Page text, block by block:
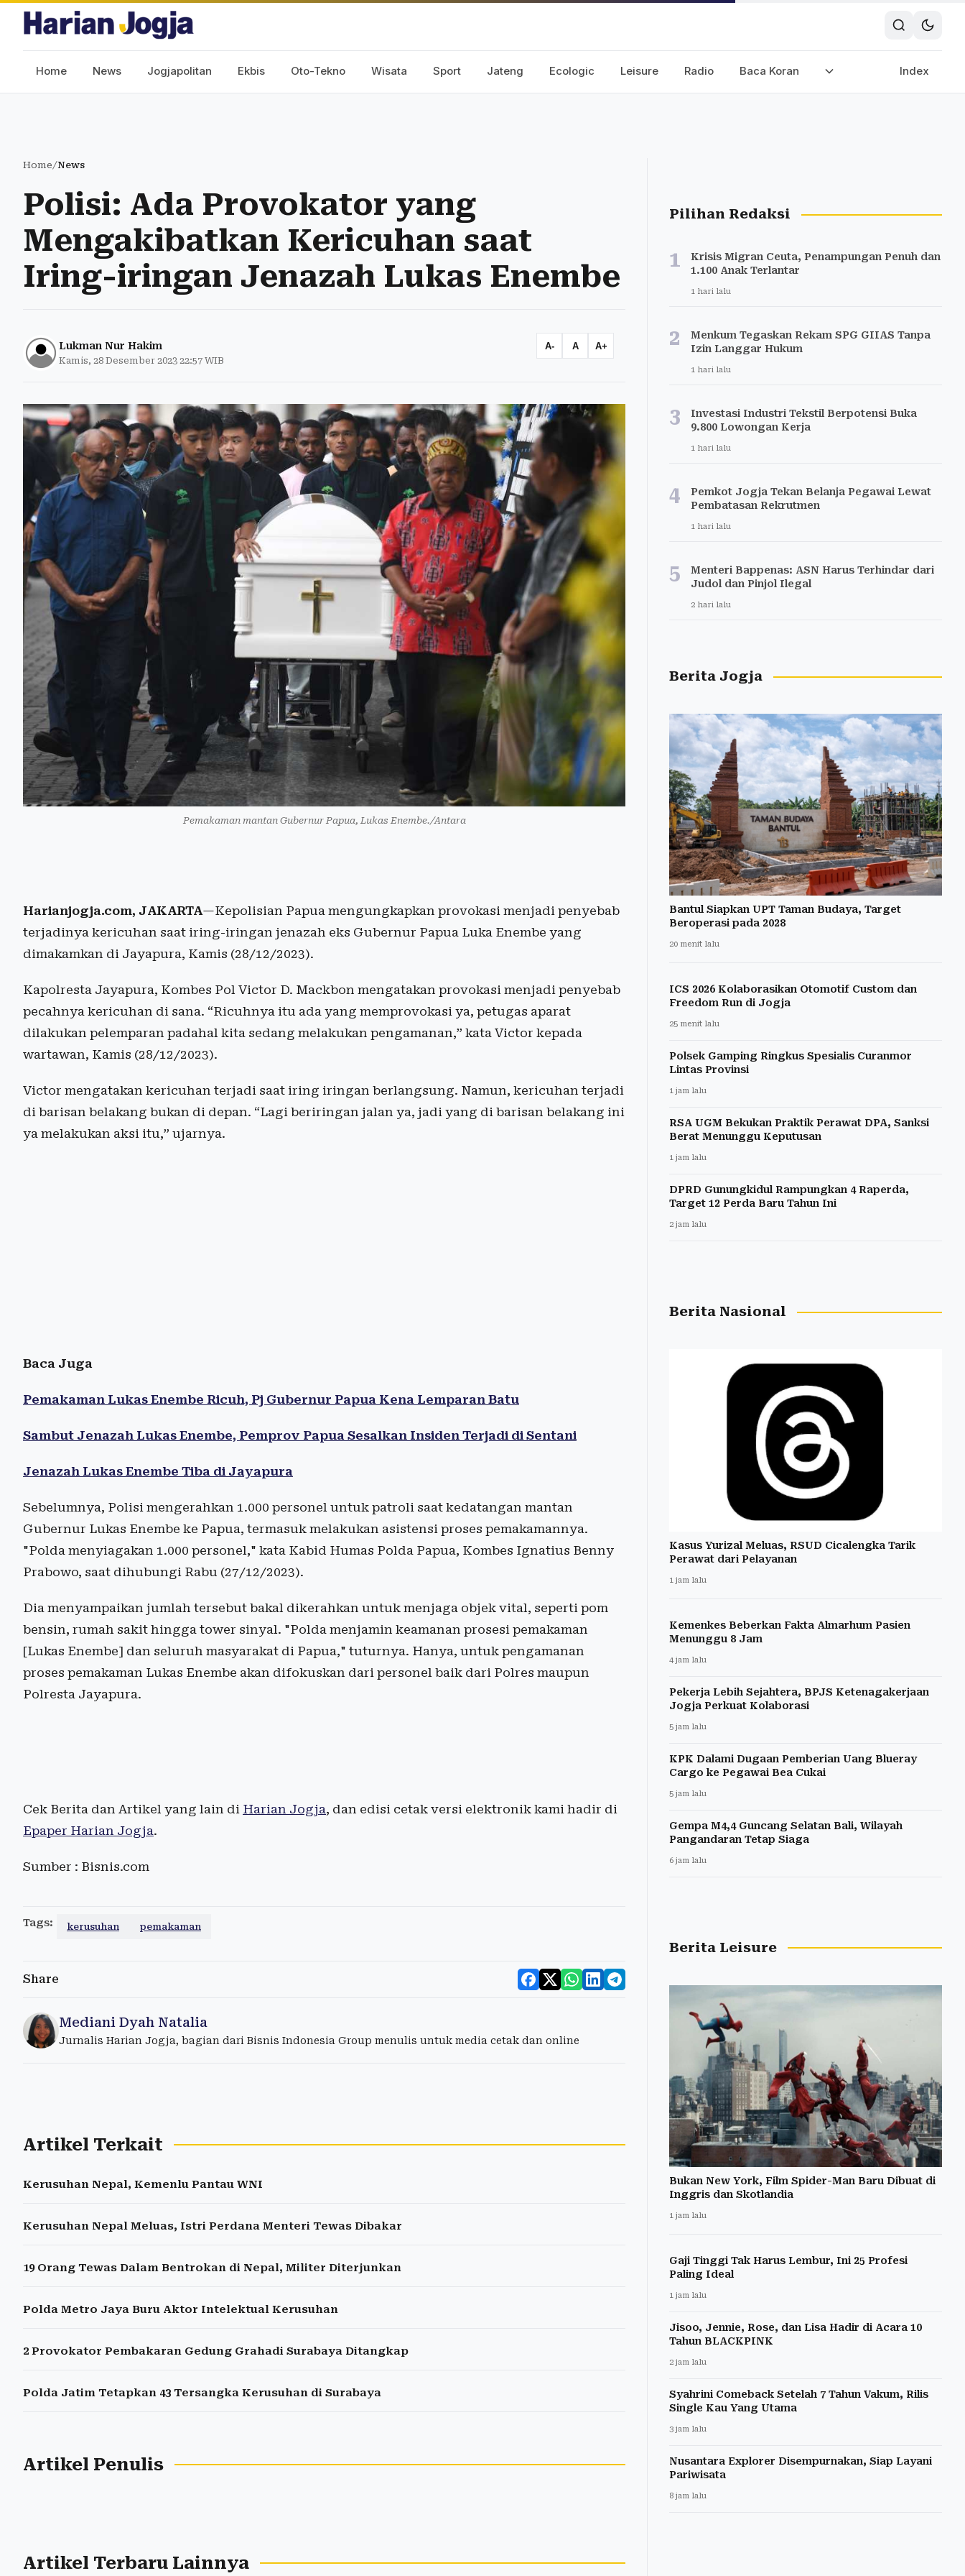
Home News Jogjapolitan Ekbis Oto-Tekno Wisata Sport Jateng Ecologic Leisure Radio Baca Koran Index
Home/News
Polisi: Ada Provokator yang
Mengakibatkan Kericuhan saat
Iring-iringan Jenazah Lukas Enembe
Lukman Nur Hakim
Kamis, 28 Desember 2023 22:57 WIB
A- A A+
Pemakaman mantan Gubernur Papua, Lukas Enembe./Antara
Harianjogja.com, JAKARTA—Kepolisian Papua mengungkapkan provokasi menjadi penyebab
terjadinya kericuhan saat iring-iringan jenazah eks Gubernur Papua Luka Enembe yang
dimakamkan di Jayapura, Kamis (28/12/2023).
Kapolresta Jayapura, Kombes Pol Victor D. Mackbon mengatakan provokasi menjadi penyebab
pecahnya kericuhan di sana. “Ricuhnya itu ada yang memprovokasi ya, petugas aparat
dilakukan pelemparan padahal kita sedang melakukan pengamanan,” kata Victor kepada
wartawan, Kamis (28/12/2023).
Victor mengatakan kericuhan terjadi saat iring iringan berlangsung. Namun, kericuhan terjadi
di barisan belakang bukan di depan. “Lagi beriringan jalan ya, jadi yang di barisan belakang ini
ya melakukan aksi itu,” ujarnya.
Baca Juga
Pemakaman Lukas Enembe Ricuh, Pj Gubernur Papua Kena Lemparan Batu
Sambut Jenazah Lukas Enembe, Pemprov Papua Sesalkan Insiden Terjadi di Sentani
Jenazah Lukas Enembe Tiba di Jayapura
Sebelumnya, Polisi mengerahkan 1.000 personel untuk patroli saat kedatangan mantan
Gubernur Lukas Enembe ke Papua, termasuk melakukan asistensi proses pemakamannya.
"Polda menyiagakan 1.000 personel," kata Kabid Humas Polda Papua, Kombes Ignatius Benny
Prabowo, saat dihubungi Rabu (27/12/2023).
Dia menyampaikan jumlah tersebut bakal dikerahkan untuk menjaga objek vital, seperti pom
bensin, rumah sakit hingga tower sinyal. "Polda menjamin keamanan prosesi pemakaman
[Lukas Enembe] dan seluruh masyarakat di Papua," tuturnya. Hanya, untuk pengamanan
proses pemakaman Lukas Enembe akan difokuskan dari personel baik dari Polres maupun
Polresta Jayapura.
Cek Berita dan Artikel yang lain di Harian Jogja, dan edisi cetak versi elektronik kami hadir di
Epaper Harian Jogja.
Sumber : Bisnis.com
Tags: kerusuhan pemakaman
Share
Mediani Dyah Natalia
Jurnalis Harian Jogja, bagian dari Bisnis Indonesia Group menulis untuk media cetak dan online
Artikel Terkait
Kerusuhan Nepal, Kemenlu Pantau WNI
Kerusuhan Nepal Meluas, Istri Perdana Menteri Tewas Dibakar
19 Orang Tewas Dalam Bentrokan di Nepal, Militer Diterjunkan
Polda Metro Jaya Buru Aktor Intelektual Kerusuhan
2 Provokator Pembakaran Gedung Grahadi Surabaya Ditangkap
Polda Jatim Tetapkan 43 Tersangka Kerusuhan di Surabaya
Artikel Penulis
Artikel Terbaru Lainnya
Pilihan Redaksi
1
Krisis Migran Ceuta, Penampungan Penuh dan
1.100 Anak Terlantar
1 hari lalu
2
Menkum Tegaskan Rekam SPG GIIAS Tanpa
Izin Langgar Hukum
1 hari lalu
3
Investasi Industri Tekstil Berpotensi Buka
9.800 Lowongan Kerja
1 hari lalu
4
Pemkot Jogja Tekan Belanja Pegawai Lewat
Pembatasan Rekrutmen
1 hari lalu
5
Menteri Bappenas: ASN Harus Terhindar dari
Judol dan Pinjol Ilegal
2 hari lalu
Berita Jogja
Bantul Siapkan UPT Taman Budaya, Target
Beroperasi pada 2028
20 menit lalu
ICS 2026 Kolaborasikan Otomotif Custom dan
Freedom Run di Jogja
25 menit lalu
Polsek Gamping Ringkus Spesialis Curanmor
Lintas Provinsi
1 jam lalu
RSA UGM Bekukan Praktik Perawat DPA, Sanksi
Berat Menunggu Keputusan
1 jam lalu
DPRD Gunungkidul Rampungkan 4 Raperda,
Target 12 Perda Baru Tahun Ini
2 jam lalu
Berita Nasional
Kasus Yurizal Meluas, RSUD Cicalengka Tarik
Perawat dari Pelayanan
1 jam lalu
Kemenkes Beberkan Fakta Almarhum Pasien
Menunggu 8 Jam
4 jam lalu
Pekerja Lebih Sejahtera, BPJS Ketenagakerjaan
Jogja Perkuat Kolaborasi
5 jam lalu
KPK Dalami Dugaan Pemberian Uang Blueray
Cargo ke Pegawai Bea Cukai
5 jam lalu
Gempa M4,4 Guncang Selatan Bali, Wilayah
Pangandaran Tetap Siaga
6 jam lalu
Berita Leisure
Bukan New York, Film Spider-Man Baru Dibuat di
Inggris dan Skotlandia
1 jam lalu
Gaji Tinggi Tak Harus Lembur, Ini 25 Profesi
Paling Ideal
1 jam lalu
Jisoo, Jennie, Rose, dan Lisa Hadir di Acara 10
Tahun BLACKPINK
2 jam lalu
Syahrini Comeback Setelah 7 Tahun Vakum, Rilis
Single Kau Yang Utama
3 jam lalu
Nusantara Explorer Disempurnakan, Siap Layani
Pariwisata
8 jam lalu